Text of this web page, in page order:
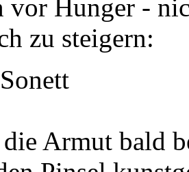
Hunger -
zu steigern:
Armut bald